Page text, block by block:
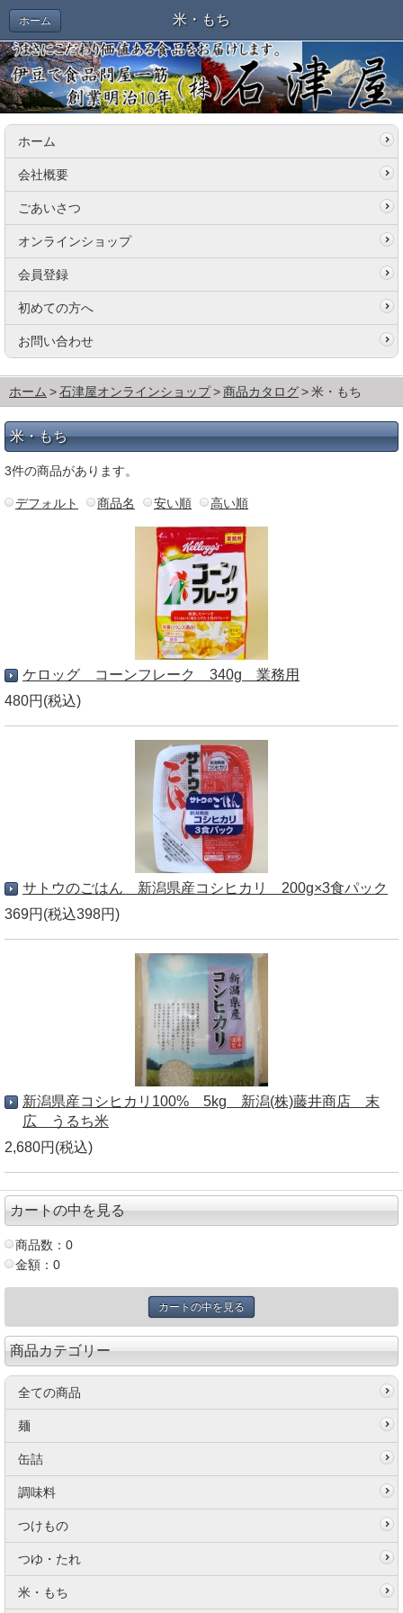
米・もち
ホーム
ホーム
会社概要
ごあいさつ
オンラインショップ
会員登録
初めての方へ
お問い合わせ
ホーム 石津屋オンラインショップ 商品カタログ 米・もち
米・もち
3件の商品があります。
デフォルト 商品名 安い順 高い順
ケロッグ コーンフレーク 340g 業務用
480円(税込)
サトウのごはん 新潟県産コシヒカリ 200g×3食パック
369円(税込398円)
新潟県産コシヒカリ100% 5kg 新潟(株)藤井商店 末
広 うるち米
2,680円(税込)
カートの中を見る
商品数：0
金額：0
カートの中を見る
商品カテゴリー
全ての商品
麺
缶詰
調味料
つけもの
つゆ・たれ
米・もち